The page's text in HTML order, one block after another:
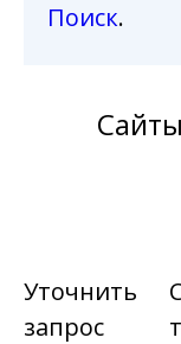
Поиск.
Уточнить
запрос